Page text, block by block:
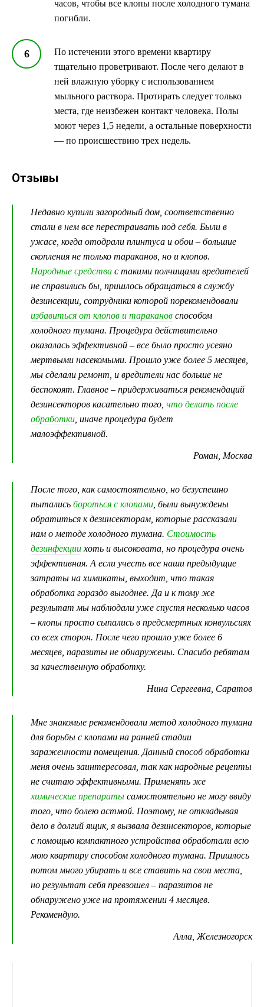
часов, чтобы все клопы после холодного тумана
погибли.
По истечении этого времени квартиру
тщательно проветривают. После чего делают в
ней влажную уборку с использованием
мыльного раствора. Протирать следует только
места, где неизбежен контакт человека. Полы
моют через 1,5 недели, а остальные поверхности
— по происшествию трех недель.
Отзывы
Недавно купили загородный дом, соответственно
стали в нем все перестраивать под себя. Были в
ужасе, когда отодрали плинтуса и обои – большие
скопления не только тараканов, но и клопов.
Народные средства с такими полчищами вредителей
не справились бы, пришлось обращаться в службу
дезинсекции, сотрудники которой порекомендовали
избавиться от клопов и тараканов способом
холодного тумана. Процедура действительно
оказалась эффективной – все было просто усеяно
мертвыми насекомыми. Прошло уже более 5 месяцев,
мы сделали ремонт, и вредители нас больше не
беспокоят. Главное – придерживаться рекомендаций
дезинсекторов касательно того, что делать после
обработки , иначе процедура будет
малоэффективной.
Роман, Москва
После того, как самостоятельно, но безуспешно
пытались бороться с клопами , были вынуждены
обратиться к дезинсекторам, которые рассказали
нам о методе холодного тумана. Стоимость
дезинфекции хоть и высоковата, но процедура очень
эффективная. А если учесть все наши предыдущие
затраты на химикаты, выходит, что такая
обработка гораздо выгоднее. Да и к тому же
результат мы наблюдали уже спустя несколько часов
– клопы просто сыпались в предсмертных конвульсиях
со всех сторон. После чего прошло уже более 6
месяцев, паразиты не обнаружены. Спасибо ребятам
за качественную обработку.
Нина Сергеевна, Саратов
Мне знакомые рекомендовали метод холодного тумана
для борьбы с клопами на ранней стадии
зараженности помещения. Данный способ обработки
меня очень заинтересовал, так как народные рецепты
не считаю эффективными. Применять же
химические препараты самостоятельно не могу ввиду
того, что болею астмой. Поэтому, не откладывая
дело в долгий ящик, я вызвала дезинсекторов, которые
с помощью компактного устройства обработали всю
мою квартиру способом холодного тумана. Пришлось
потом много убирать и все ставить на свои места,
но результат себя превзошел – паразитов не
обнаружено уже на протяжении 4 месяцев.
Рекомендую.
Алла, Железногорск